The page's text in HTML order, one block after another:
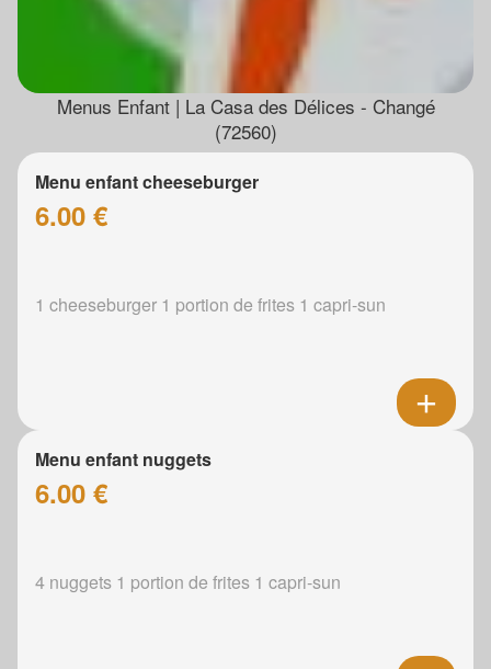
Menus Enfant | La Casa des Délices - Changé
(72560)
Menu enfant cheeseburger
6.00 €
1 cheeseburger 1 portion de frites 1 capri-sun
Menu enfant nuggets
6.00 €
4 nuggets 1 portion de frites 1 capri-sun